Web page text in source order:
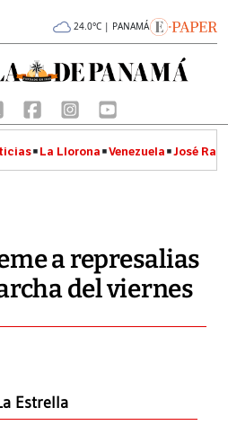
24.0°C | PANAMÁ
La Llorona Venezuela José
a represalias
del viernes
Estrella